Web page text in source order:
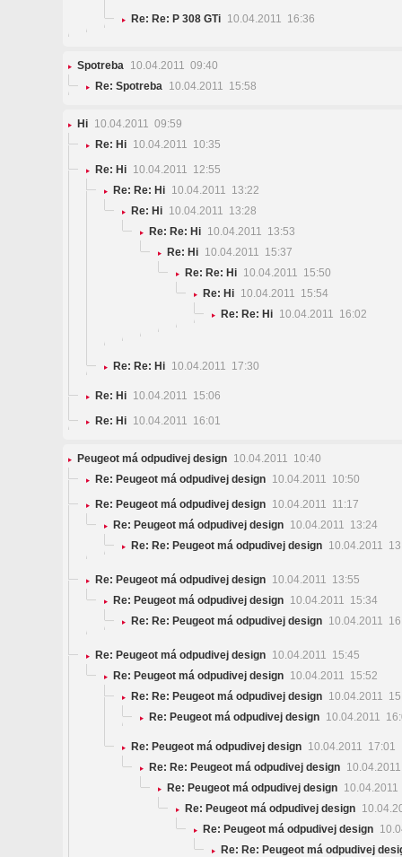
Re: Re: P 308 GTi 10.04.2011 16:36
Spotreba 10.04.2011 09:40
Re: Spotreba 10.04.2011 15:58
Hi 10.04.2011 09:59
Re: Hi 10.04.2011 10:35
Re: Hi 10.04.2011 12:55
Re: Re: Hi 10.04.2011 13:22
Re: Hi 10.04.2011 13:28
Re: Re: Hi 10.04.2011 13:53
Re: Hi 10.04.2011 15:37
Re: Re: Hi 10.04.2011 15:50
Re: Hi 10.04.2011 15:54
Re: Re: Hi 10.04.2011 16:02
Re: Re: Hi 10.04.2011 17:30
Re: Hi 10.04.2011 15:06
Re: Hi 10.04.2011 16:01
Peugeot má odpudivej design 10.04.2011 10:40
Re: Peugeot má odpudivej design 10.04.2011 10:50
Re: Peugeot má odpudivej design 10.04.2011 11:17
Re: Peugeot má odpudivej design 10.04.2011 13:24
Re: Re: Peugeot má odpudivej design 10.04.2011
Re: Peugeot má odpudivej design 10.04.2011 13:55
Re: Peugeot má odpudivej design 10.04.2011 15:34
Re: Re: Peugeot má odpudivej design 10.04.2011
Re: Peugeot má odpudivej design 10.04.2011 15:45
Re: Peugeot má odpudivej design 10.04.2011 15:52
Re: Re: Peugeot má odpudivej design 10.04.2011
Re: Peugeot má odpudivej design 10.04.2011
Re: Peugeot má odpudivej design 10.04.2011 17:01
Re: Re: Peugeot má odpudivej design
Re: Peugeot má odpudivej design
Re: Peugeot má odpudivej design
Re: Peugeot má odpudivej design
Re: Re: Peugeot má odpudivej